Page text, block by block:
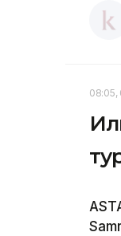
08:05,